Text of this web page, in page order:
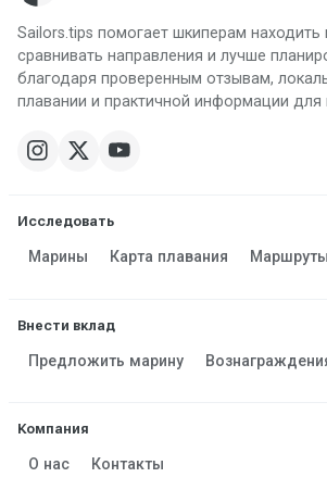
Sailors.tips помогает шкиперам находить
сравнивать направления и лучше
благодаря проверенным отзывам,
плавании и практичной информации для
Исследовать
Марины Карта плавания Маршруты
Внести вклад
Предложить марину
Компания
О нас Контакты